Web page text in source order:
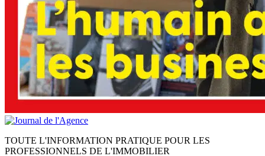
TOUTE L'INFORMATION PRATIQUE POUR LES
PROFESSIONNELS DE L'IMMOBILIER